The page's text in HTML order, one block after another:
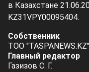
в Казахстане
KZ31VPY00095404.
Собственник
ТОО "TASPANEWS.KZ"
Главный редактор
Газизов С. Г.